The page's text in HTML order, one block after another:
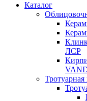
Каталог
ЛСР
Тротуарная